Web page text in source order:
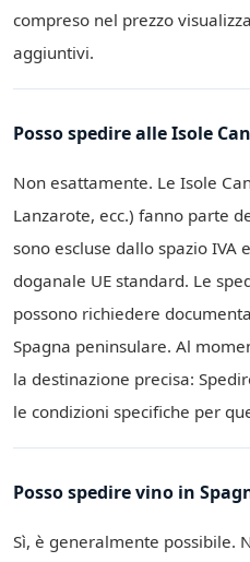
compreso nel prezzo
aggiuntivi.
Posso spedire alle Isole
Non esattamente. Le Isole
Lanzarote, ecc.) fanno parte
sono escluse dallo spazio IVA
doganale UE standard. Le
possono richiedere
Spagna peninsulare. Al
la destinazione precisa:
le condizioni specifiche per
Posso spedire vino in
Sì, è generalmente possibile.